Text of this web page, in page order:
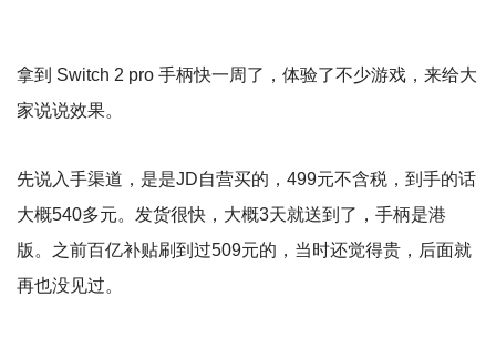
拿到 Switch 2 pro 手柄快一周了，体验了不少游戏，来给大
家说说效果。
先说入手渠道，是是JD自营买的，499元不含税，到手的话
大概540多元。发货很快，大概3天就送到了，手柄是港
版。之前百亿补贴刷到过509元的，当时还觉得贵，后面就
再也没见过。